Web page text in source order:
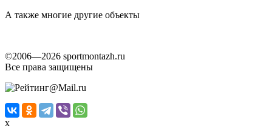
А также многие другие объекты
©2006—2026 sportmontazh.ru
Все права защищены
x